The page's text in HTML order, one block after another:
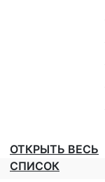
ОТКРЫТЬ ВЕСЬ
СПИСОК